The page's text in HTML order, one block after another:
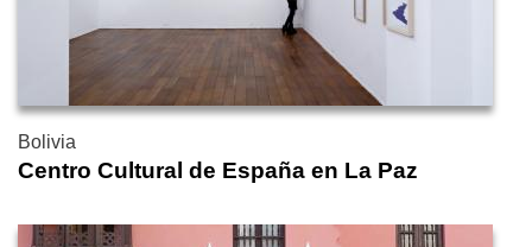
Bolivia
Centro Cultural de España en La Paz